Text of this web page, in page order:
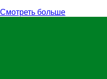
Смотреть больше